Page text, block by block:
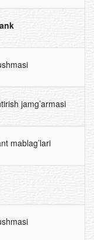
jamg’armasi
mablag’lari